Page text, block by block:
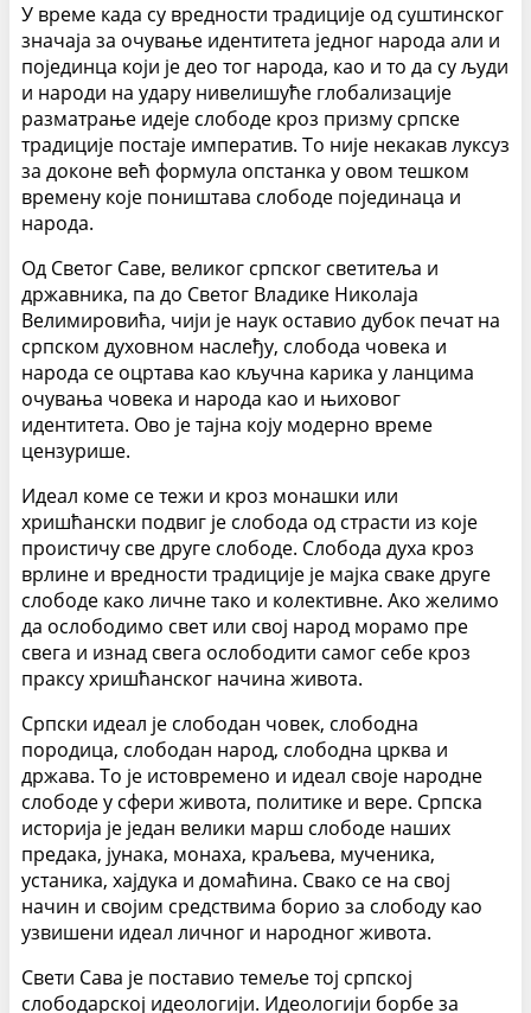
У време када су вредности традиције од суштинског
значаја за очување идентитета једног народа али и
појединца који је део тог народа, као и то да су људи
и народи на удару нивелишуће глобализације
разматрање идеје слободе кроз призму српске
традиције постаје императив. То није некакав луксуз
за доконе већ формула опстанка у овом тешком
времену које поништава слободе појединаца и
народа.
Од Светог Саве, великог српског светитеља и
државника, па до Светог Владике Николаја
Велимировића, чији је наук оставио дубок печат на
српском духовном наслеђу, слобода човека и
народа се оцртава као кључна карика у ланцима
очувања човека и народа као и њиховог
идентитета. Ово је тајна коју модерно време
цензурише.
Идеал коме се тежи и кроз монашки или
хришћански подвиг је слобода од страсти из које
проистичу све друге слободе. Слобода духа кроз
врлине и вредности традиције је мајка сваке друге
слободе како личне тако и колективне. Ако желимо
да ослободимо свет или свој народ морамо пре
свега и изнад свега ослободити самог себе кроз
праксу хришћанског начина живота.
Српски идеал је слободан човек, слободна
породица, слободан народ, слободна црква и
држава. То је истовремено и идеал своје народне
слободе у сфери живота, политике и вере. Српска
историја је један велики марш слободе наших
предака, јунака, монаха, краљева, мученика,
устаника, хајдука и домаћина. Свако се на свој
начин и својим средствима борио за слободу као
узвишени идеал личног и народног живота.
Свети Сава је поставио темеље тој српској
слободарској идеологији. Идеологији борбе за